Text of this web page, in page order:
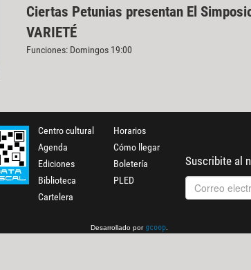
Ciertas Petunias presentan El
VARIETÉ
Funciones: Domingos 19:00
Centro cultural
Agenda
Ediciones
Biblioteca
Cartelera
Horarios
Cómo llegar
Boletería
PLED
Suscribite al
Desarrollado por gcoop